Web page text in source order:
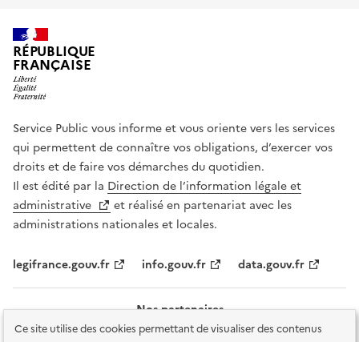
Ce site utilise des cookies permettant de visualiser des contenus
RÉPUBLIQUE
FRANÇAISE
Service Public vous informe et vous oriente vers les services
qui permettent de connaître vos obligations, d’exercer vos
droits et de faire vos démarches du quotidien.
Il est édité par la Direction de l’information légale et
administrative
et réalisé en partenariat avec les
administrations nationales et locales.
legifrance.gouv.fr info.gouv.fr data.gouv.fr
Nos partenaires